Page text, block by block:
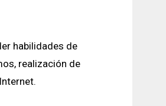
habilidades de
realización de